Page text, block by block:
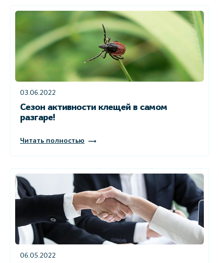
03.06.2022
Сезон активности клещей в самом
разгаре!
Читать полностью
06.05.2022